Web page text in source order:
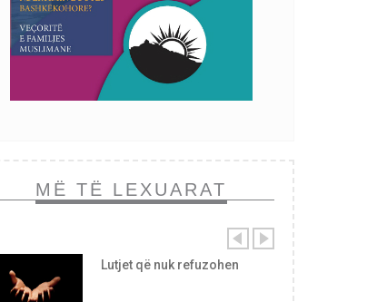
MË TË LEXUARAT
Lutjet që nuk refuzohen